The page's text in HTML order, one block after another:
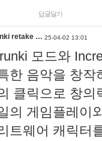
답글달기
retake … 25-04-02 13:01
모드와
한 음악을 창작
클릭으로 창의
의 게임플레이
트웨어 캐릭터